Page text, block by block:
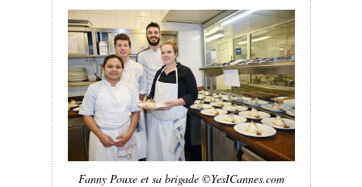
Fanny Pouxe et sa brigade ©YesICannes.com